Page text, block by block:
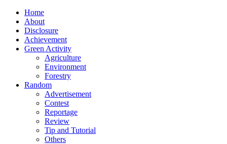
Home
About
Disclosure
Achievement
Green Activity
Agriculture
Environment
Forestry
Random
Advertisement
Contest
Reportage
Review
Tip and Tutorial
Others